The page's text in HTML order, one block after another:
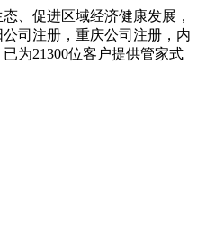
、促进区域经济健康发展，
司注册，重庆公司注册，内
为21300位客户提供管家式